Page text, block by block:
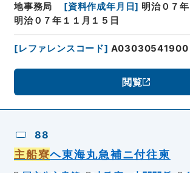
地事務局
[資料作成年月日] 明治０７
明治０７年１１月１５日
[レファレンスコード] A03030541900
閲覧
88
主船寮ヘ東海丸急補ニ付往柬